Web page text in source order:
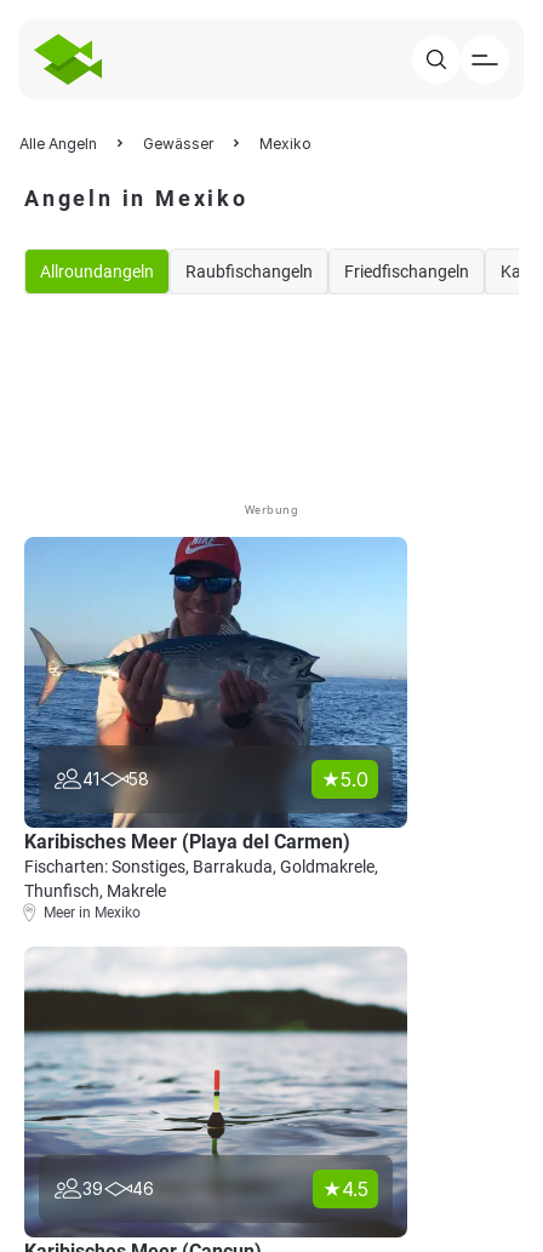
Alle Angeln Gewässer Mexiko
Angeln in Mexiko
Allroundangeln Raubfischangeln Friedfischangeln
Werbung
41 58 5.0
Karibisches Meer (Playa del Carmen)
Fischarten: Sonstiges, Barrakuda, Goldmakrele,
Thunfisch, Makrele
Meer in Mexiko
39 46 4.5